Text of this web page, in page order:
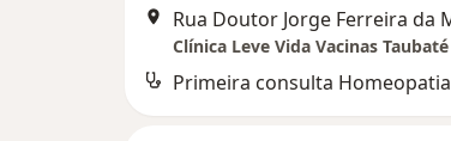
Clínica Leve Vida Vacinas Taubaté
Primeira consulta Homeopatia